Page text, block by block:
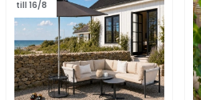
till 16/8